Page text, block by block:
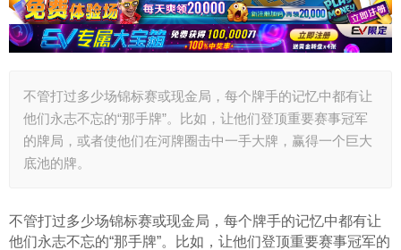
不管打过多少场锦标赛或现金局，每个牌手的记忆中都有让
他们永志不忘的“那手牌”。比如，让他们登顶重要赛事冠军
的牌局，或者使他们在河牌圈击中一手大牌，赢得一个巨大
底池的牌。
不管打过多少场锦标赛或现金局，每个牌手的记忆中都有让
他们永志不忘的“那手牌”。比如，让他们登顶重要赛事冠军的